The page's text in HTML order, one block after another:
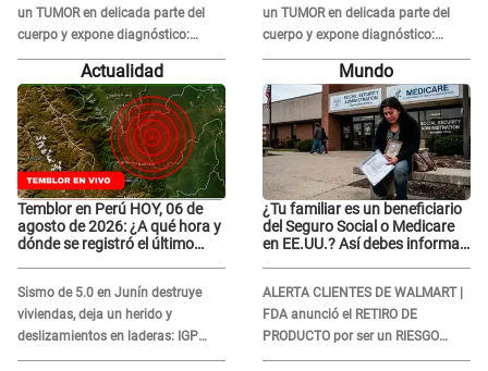
un TUMOR en delicada parte del
cuerpo y expone diagnóstico:
"Dolores muy fuertes..."
un TUMOR en delicada parte del
cuerpo y expone diagnóstico:
"Dolores muy fuertes..."
Actualidad
Temblor en Perú HOY, 06 de
agosto de 2026: ¿A qué hora y
dónde se registró el último
Sismo de 5.0 en Junín destruye
viviendas, deja un herido y
deslizamientos en laderas: IGP
alerta sobre posibles réplicas
Mundo
¿Tu familiar es un beneficiario
del Seguro Social o Medicare
en EE.UU.? Así debes informar
ALERTA CLIENTES DE WALMART |
FDA anunció el RETIRO DE
PRODUCTO por ser un RIESGO
MORTAL para consumidores: ¿Cuál